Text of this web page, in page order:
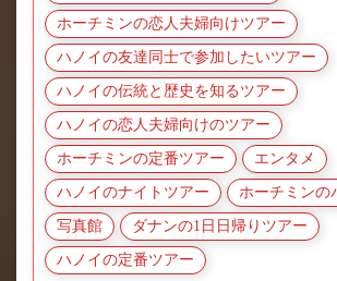
ホーチミンの恋人夫婦向けツアー
ハノイの友達同士で参加したいツアー
ハノイの伝統と歴史を知るツアー
ハノイの恋人夫婦向けのツアー
ホーチミンの定番ツアー エンタメ
ハノイのナイトツアー ホーチミンの
写真館 ダナンの1日日帰りツアー
ハノイの定番ツアー